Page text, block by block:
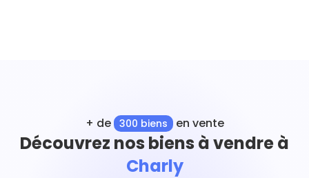
+ de 300 biens en vente
Découvrez nos biens à vendre à
Charly